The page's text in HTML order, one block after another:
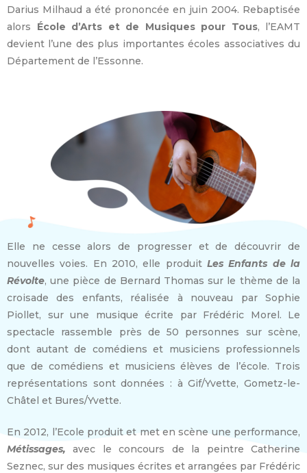
Darius Milhaud a été prononcée en juin 2004. Rebaptisée
alors École d’Arts et de Musiques pour Tous, l’EAMT
devient l’une des plus importantes écoles associatives du
Département de l’Essonne.
Elle ne cesse alors de progresser et de découvrir de
nouvelles voies. En 2010, elle produit Les Enfants de la
Révolte, une pièce de Bernard Thomas sur le thème de la
croisade des enfants, réalisée à nouveau par Sophie
Piollet, sur une musique écrite par Frédéric Morel. Le
spectacle rassemble près de 50 personnes sur scène,
dont autant de comédiens et musiciens professionnels
que de comédiens et musiciens élèves de l’école. Trois
représentations sont données : à Gif/Yvette, Gometz-le-
Châtel et Bures/Yvette.
En 2012, l’Ecole produit et met en scène une performance,
Métissages, avec le concours de la peintre Catherine
Seznec, sur des musiques écrites et arrangées par Frédéric